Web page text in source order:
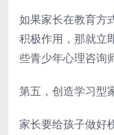
如果家长在教育方
积极作用，那就立
些青少年心理咨询
第五，创造学习型
家长要给孩子做好